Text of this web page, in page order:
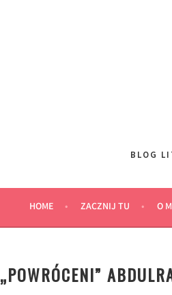
BLOG
HOME ZACZNIJ TU O
„POWRÓCENI”